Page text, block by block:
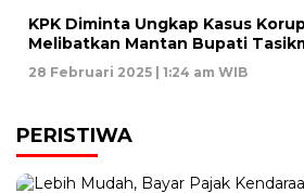
KPK Diminta Ungkap Kasus
Melibatkan Mantan Bupati
28 Februari 2025 | 1:24 am WIB
PERISTIWA